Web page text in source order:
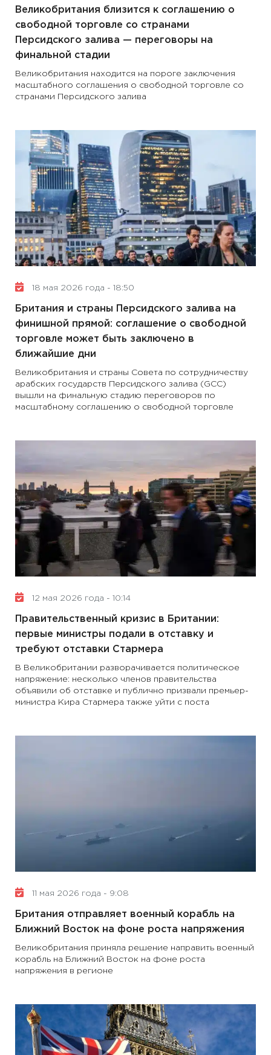
Великобритания близится к соглашению о
свободной торговле со странами
Персидского залива — переговоры на
финальной стадии
Великобритания находится на пороге заключения
масштабного соглашения о свободной торговле со
странами Персидского залива
18 мая 2026 года - 18:50
Британия и страны Персидского залива на
финишной прямой: соглашение о свободной
торговле может быть заключено в
ближайшие дни
Великобритания и страны Совета по сотрудничеству
арабских государств Персидского залива (GCC)
вышли на финальную стадию переговоров по
масштабному соглашению о свободной торговле
12 мая 2026 года - 10:14
Правительственный кризис в Британии:
первые министры подали в отставку и
требуют отставки Стармера
В Великобритании разворачивается политическое
напряжение: несколько членов правительства
объявили об отставке и публично призвали премьер-
министра Кира Стармера также уйти с поста
11 мая 2026 года - 9:08
Британия отправляет военный корабль на
Ближний Восток на фоне роста напряжения
Великобритания приняла решение направить военный
корабль на Ближний Восток на фоне роста
напряжения в регионе